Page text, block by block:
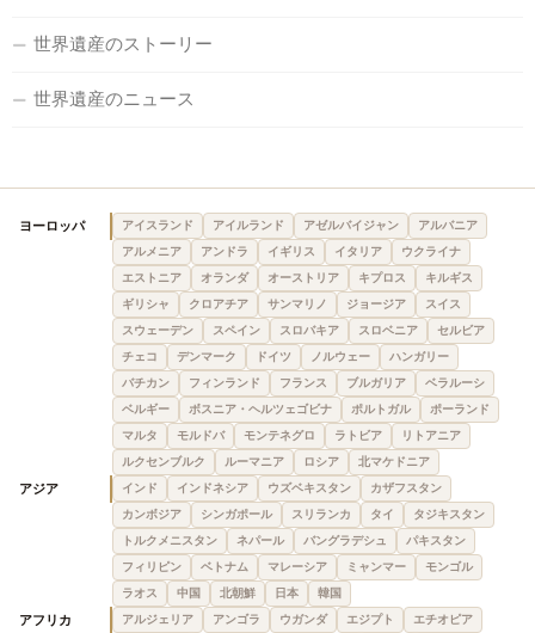
世界遺産のストーリー
世界遺産のニュース
ヨーロッパ アイスランド アイルランド アゼルバイジャン
アルバニア
アルメニア
アンドラ イギリス イタリア
ウクライナ
エストニア
オランダ オーストリア キプロス
キルギス
ギリシャ
クロアチア サンマリノ ジョージア
スイス
スウェーデン
スペイン スロバキア スロベニア
セルビア
チェコ
デンマーク ドイツ ノルウェー
ハンガリー
バチカン
フィンランド フランス ブルガリア
ベラルーシ
ベルギー
ボスニア・ヘルツェゴビナ ポルトガル
ポーランド
マルタ
モルドバ モンテネグロ ラトビア
リトアニア
ルクセンブルク
ルーマニア ロシア 北マケドニア
アジア インド インドネシア ウズベキスタン
カザフスタン
カンボジア
シンガポール スリランカ タイ
タジキスタン
トルクメニスタン
ネパール バングラデシュ
パキスタン
フィリピン
ベトナム マレーシア ミャンマー
モンゴル
ラオス
中国 北朝鮮 日本 韓国
アフリカ アルジェリア アンゴラ ウガンダ エジプト
エチオピア